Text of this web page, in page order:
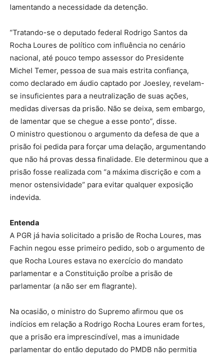
lamentando a necessidade da detenção.
“Tratando-se o deputado federal Rodrigo Santos da
Rocha Loures de político com influência no cenário
nacional, até pouco tempo assessor do Presidente
Michel Temer, pessoa de sua mais estrita confiança,
como declarado em áudio captado por Joesley, revelam-
se insuficientes para a neutralização de suas ações,
medidas diversas da prisão. Não se deixa, sem embargo,
de lamentar que se chegue a esse ponto”, disse.
O ministro questionou o argumento da defesa de que a
prisão foi pedida para forçar uma delação, argumentando
que não há provas dessa finalidade. Ele determinou que a
prisão fosse realizada com “a máxima discrição e com a
menor ostensividade” para evitar qualquer exposição
indevida.
Entenda
A PGR já havia solicitado a prisão de Rocha Loures, mas
Fachin negou esse primeiro pedido, sob o argumento de
que Rocha Loures estava no exercício do mandato
parlamentar e a Constituição proíbe a prisão de
parlamentar (a não ser em flagrante).
Na ocasião, o ministro do Supremo afirmou que os
indícios em relação a Rodrigo Rocha Loures eram fortes,
que a prisão era imprescindível, mas a imunidade
parlamentar do então deputado do PMDB não permitia